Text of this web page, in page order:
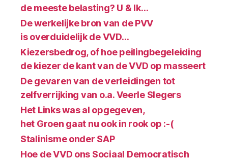
de meeste belasting? U & Ik…
De werkelijke bron van de PVV
is overduidelijk de VVD…
Kiezersbedrog, of hoe peilingbegeleiding
de kiezer de kant van de VVD op masseert
De gevaren van de verleidingen tot
zelfverrijking van o.a. Veerle Slegers
Het Links was al opgegeven,
het Groen gaat nu ook in rook op :-(
Stalinisme onder SAP
Hoe de VVD ons Sociaal Democratisch